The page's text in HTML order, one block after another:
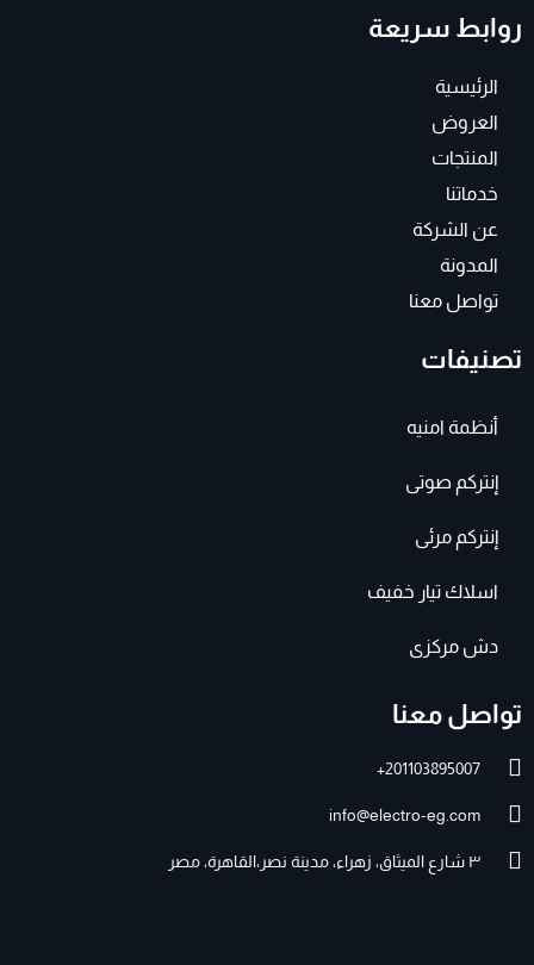
روابط سريعة
الرئيسية
العروض
المنتجات
خدماتنا
عن الشركة
المدونة
تواصل معنا
تصنيفات
أنظمة امنيه
إنتركم صوتى
إنتركم مرئى
اسلاك تيار خفيف
دش مركزى
تواصل معنا
201103895007+
info@electro-eg.com
٣ شارع الميثاق، زهراء، مدينة نصر،القاهرة، مصر